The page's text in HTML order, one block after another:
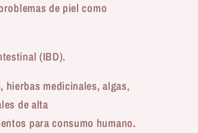
de piel como
(IBD).
hierbas medicinales, algas,
de alta
para consumo humano.